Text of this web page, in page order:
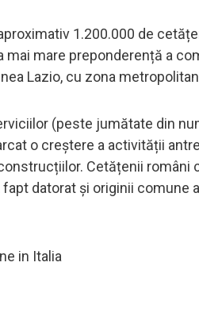
1.200.000 de
mare preponderență a
Lazio, cu zona
(peste jumătate din
o creștere a activității
Cetățenii români
datorat și originii comune
in Italia